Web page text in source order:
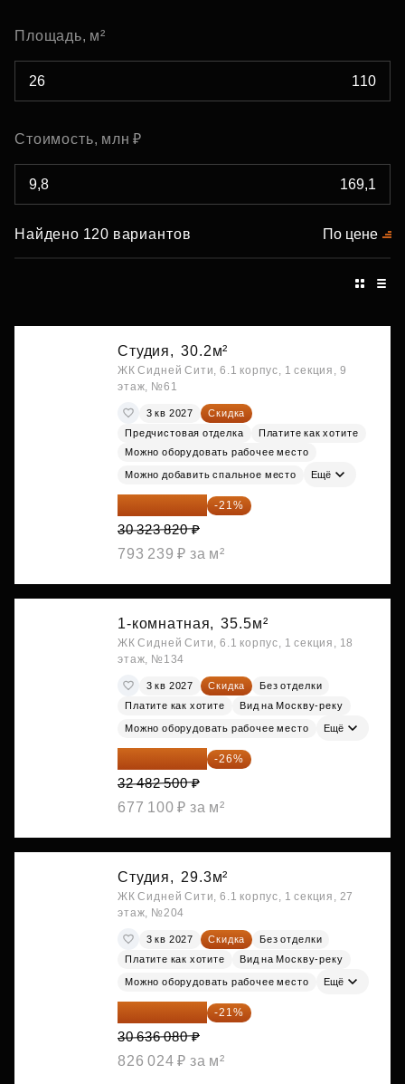
Площадь, м²
Стоимость, млн ₽
Найдено 120 вариантов По цене
Студия, 30.2м²
ЖК Сидней Сити, 6.1 корпус, 1 секция, 9
этаж, №61
3 кв 2027
Скидка
Предчистовая отделка
Платите как хотите
Можно оборудовать рабочее место
Можно добавить спальное место Ещё
23 955 818 ₽ -21%
30 323 820 ₽
793 239 ₽ за м²
1-комнатная, 35.5м²
ЖК Сидней Сити, 6.1 корпус, 1 секция, 18
этаж, №134
3 кв 2027 Скидка
Без отделки
Платите как хотите
Вид на Москву-реку
Можно оборудовать рабочее место Ещё
24 037 050 ₽ -26%
32 482 500 ₽
677 100 ₽ за м²
Студия, 29.3м²
ЖК Сидней Сити, 6.1 корпус, 1 секция, 27
этаж, №204
3 кв 2027 Скидка
Без отделки
Платите как хотите
Вид на Москву-реку
Можно оборудовать рабочее место Ещё
24 202 503 ₽ -21%
30 636 080 ₽
826 024 ₽ за м²